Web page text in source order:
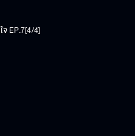
EP.7[4/4]